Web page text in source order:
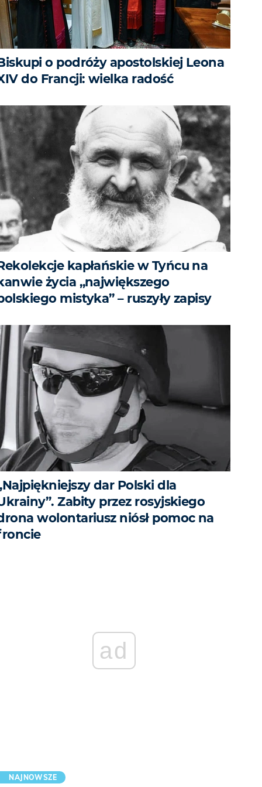
o podróży apostolskiej Leona
do Francji: wielka radość
kapłańskie w Tyńcu na
życia „największego
mistyka” – ruszyły zapisy
dar Polski dla
Zabity przez rosyjskiego
wolontariusz niósł pomoc na
ad
NAJNOWSZE